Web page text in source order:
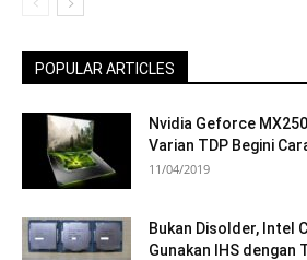
POPULAR ARTICLES
Nvidia Geforce
Varian TDP Begini
11/04/2019
Bukan Disolder, Intel
Gunakan IHS dengan